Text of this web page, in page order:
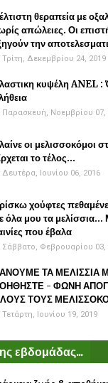
θεραπεία με
απώλειες. Οι
την
Τρίτη, Δεκεμβρίου 24, 2019
κυψέλη ANEL :
Παρασκευή, Νοεμβρίου 07,
οι μελισσοκόμοι
το τέλος...
Δευτέρα, Ιουνίου 06, 2016
χούφτες
όλα μου τα μελίσσια...
που έβαλα
Σάββατο, Φεβρουαρίου 03,
ΤΑ ΜΕΛΙΣΣΙΑ
- ΦΩΝΗ
ΤΟΥΣ
Τετάρτη, Ιουνίου 19, 2019
εβδομάδας...